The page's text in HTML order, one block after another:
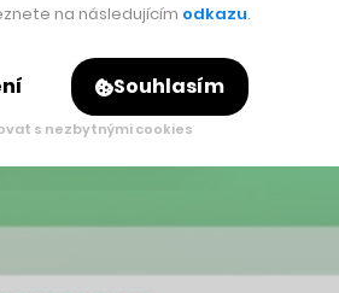
stala pandemická situace ve
trávit v práci tolik hodin, když
na následujícím odkazu.
Souhlasím
s nezbytnými cookies